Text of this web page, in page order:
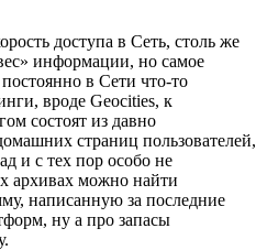
доступа в Сеть, столь же
информации, но самое
в Сети что-то
вроде Geocities, к
состоят из давно
страниц пользователей,
и с тех пор особо не
архивах можно найти
написанную за последние
ну а про запасы